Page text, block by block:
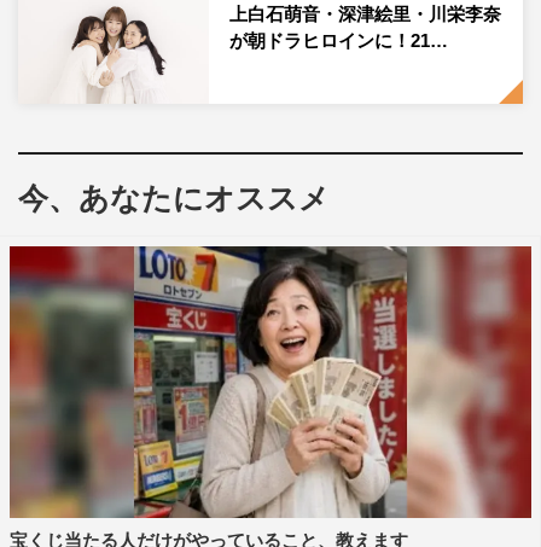
す』…役者冥利に尽きる言葉をいただいたからには、期待
以上のお返しができるよう、全力を尽くすつもりです」と
意気込みを。
かく撮影に参加できたらと思っています」とのメッセージ
全文は、次ページを参照。
深津えり・オダギリジョーらのコメントはこちら
1 全文表示
上白石萌音・深津絵里・川栄李奈
が朝ドラヒロインに！21…
今、あなたにオススメ
宝くじ当たる人だけがやっていること、教えます